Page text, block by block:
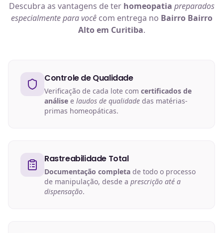
Descubra as vantagens de ter homeopatia preparados
especialmente para vocêcom entrega no Bairro Bairro
Alto em Curitiba.
Controle de Qualidade
Verificação de cada lote com certificados de
análise e laudos de qualidade das matérias-
primas homeopáticas.
Rastreabilidade Total
Documentação completa de todo o processo
de manipulação, desde a prescrição até a
dispensação.